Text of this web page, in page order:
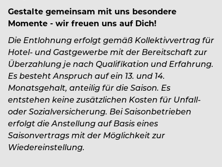
Gestalte gemeinsam mit uns besondere
Momente - wir freuen uns auf Dich!
Die Entlohnung erfolgt gemäß Kollektivvertrag für
Hotel- und Gastgewerbe mit der Bereitschaft zur
Überzahlung je nach Qualifikation und Erfahrung.
Es besteht Anspruch auf ein 13. und 14.
Monatsgehalt, anteilig für die Saison. Es
entstehen keine zusätzlichen Kosten für Unfall-
oder Sozialversicherung. Bei Saisonbetrieben
erfolgt die Anstellung auf Basis eines
Saisonvertrags mit der Möglichkeit zur
Wiedereinstellung.